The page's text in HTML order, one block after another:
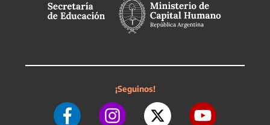
¡Seguinos!